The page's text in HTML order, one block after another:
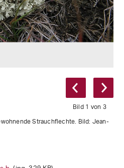
Bild 1 von 3
Strauchflechte. Bild: Jean-
(Placynthium nigrum)
parietina)